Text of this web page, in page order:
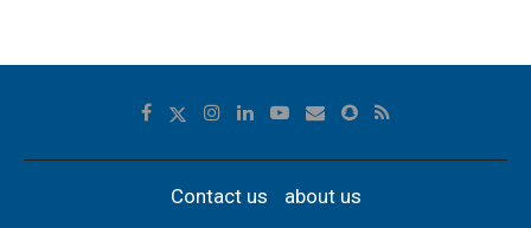
Contact us about us